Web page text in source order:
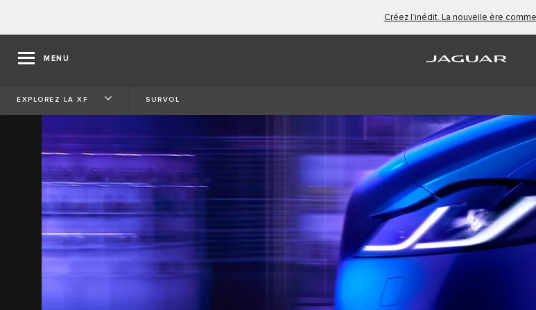
Créez l’inédit. La nouvelle ère
MENU
EXPLOREZ LA XF SURVOL